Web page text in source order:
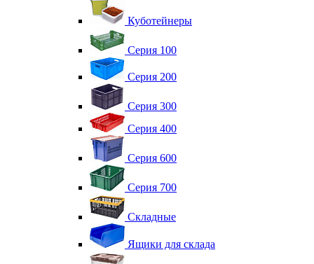
Куботейнеры
Серия 100
Серия 200
Серия 300
Серия 400
Серия 600
Серия 700
Складные
Ящики для склада